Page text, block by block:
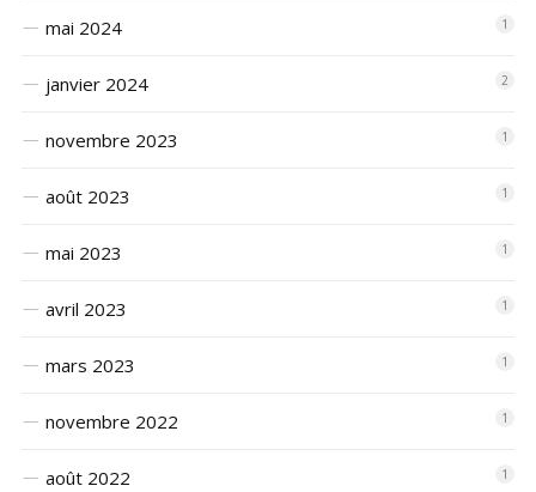
mai 2024 1
janvier 2024 2
novembre 2023 1
août 2023 1
mai 2023 1
avril 2023 1
mars 2023 1
novembre 2022 1
août 2022 1